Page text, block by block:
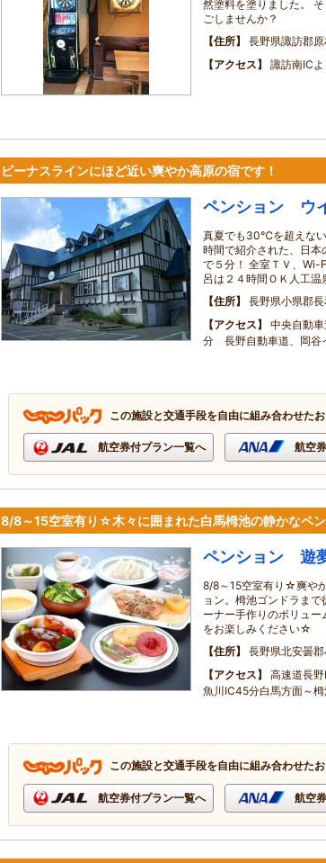
然塗料を塗りました。
ごしませんか？
住所
長野県諏訪郡
アクセス
諏訪南IC
ビーナスラインにほど近い爽やか高原の宿です！
ペンション ウ
真夏でも30℃を超えない
時間で紹介された、日
で５分！ 全室ＴＶ、Wi-
呂は２４時間ＯＫ人工温
住所
長野県小県郡
アクセス
中央自動
分 長野自動車道、岡谷
この施設と交通手段を自由に組み合わせた
航空券付プラン一覧へ 航空
8/8～15空室有り☆木々に囲まれた白馬栂池の静かなペン
ペンション 遊
8/8～15空室有り☆爽や
ョン。栂池ゴンドラま
ーナー手作りのボリュ
をお楽しみください☆
住所
長野県北安曇
アクセス
高速道長
魚川IC45分白馬方面～
この施設と交通手段を自由に組み合わせた
航空券付プラン一覧へ 航空